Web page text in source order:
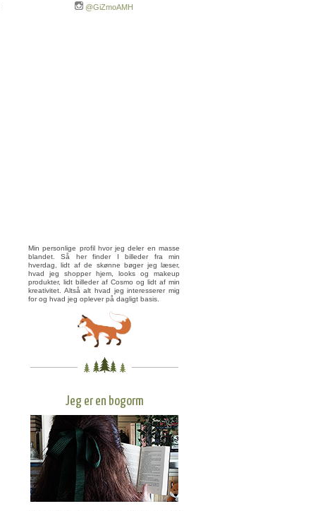
@GiZmoAMH
Min personlige profil hvor jeg deler en masse
blandet. Så her finder I billeder fra min
hverdag, lidt af de skønne bøger jeg læser,
hvad jeg shopper hjem, looks og makeup
produkter, lidt billeder af Cosmo og lidt af min
kreativitet. Altså alt hvad jeg interesserer mig
for og hvad jeg oplever på dagligt basis.
Jeg er en bogorm